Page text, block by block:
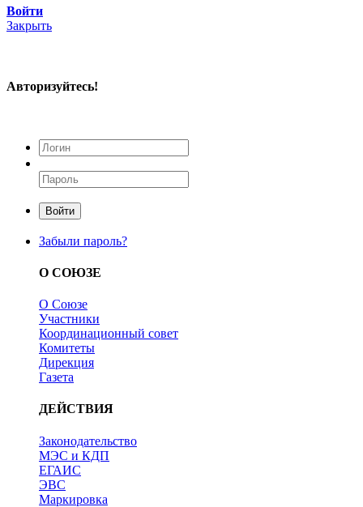
Войти
Закрыть
Авторизуйтесь!
Войти
Забыли пароль?
О СОЮЗЕ
О Союзе
Участники
Координационный совет
Комитеты
Дирекция
Газета
ДЕЙСТВИЯ
Законодательство
МЭС и КДП
ЕГАИС
ЭВС
Маркировка